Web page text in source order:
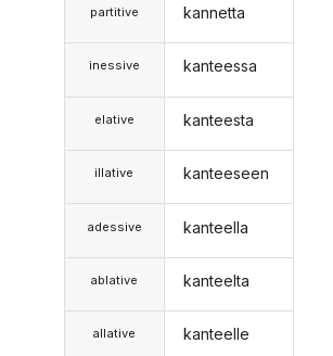
partitive
inessive
elative
illative
adessive
ablative
allative
kannetta
kanteessa
kanteesta
kanteeseen
kanteella
kanteelta
kanteelle